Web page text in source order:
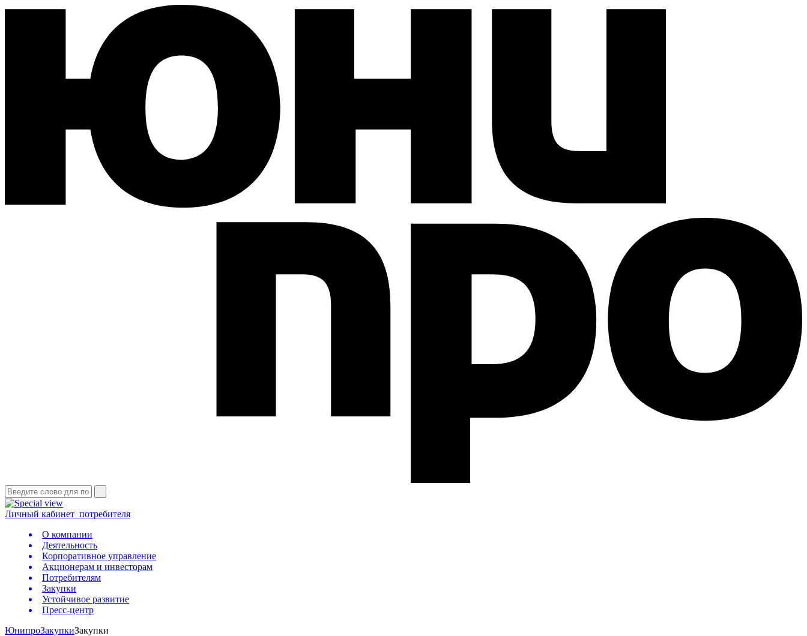
Личный кабинет потребителя
О компании
Деятельность
Корпоративное управление
Акционерам и инвесторам
Потребителям
Закупки
Устойчивое развитие
Пресс-центр
ЮнипроЗакупкиЗакупки